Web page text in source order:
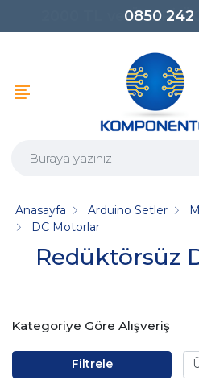
0850 242
Redüktörsüz
Anasayfa Arduino Setler
DC Motorlar
Kategoriye Göre Alışveriş
Filtrele